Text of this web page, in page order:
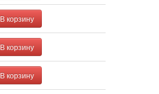
В корзину
В корзину
В корзину